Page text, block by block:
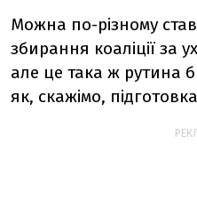
Можна по-різному
збирання коаліції за
але це така ж рутина
як, скажімо,